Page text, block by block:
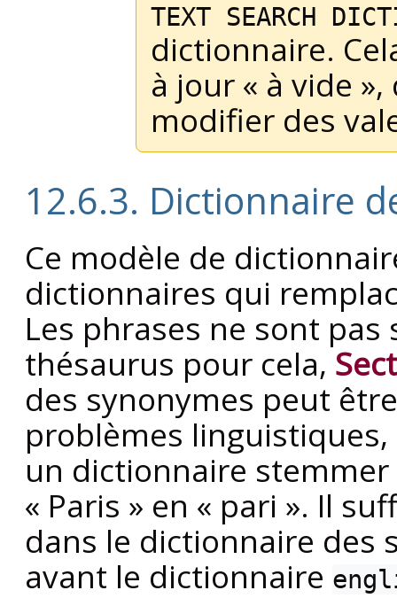
TEXT SEARCH
dictionnaire.
à jour « à vide »,
modifier des
12.6.3. Dictionnaire
Ce modèle de
dictionnaires qui
Les phrases ne sont
thésaurus pour cela,
des synonymes peut
problèmes
un dictionnaire
« Paris » en « pari ». Il
dans le dictionnaire des
avant le dictionnaire